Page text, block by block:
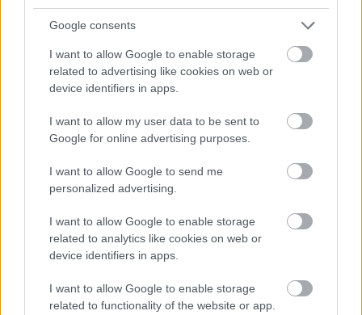
Google consents
I want to allow Google to enable storage
related to advertising like cookies on web or
device identifiers in apps.
I want to allow my user data to be sent to
Google for online advertising purposes.
I want to allow Google to send me
personalized advertising.
I want to allow Google to enable storage
related to analytics like cookies on web or
device identifiers in apps.
I want to allow Google to enable storage
related to functionality of the website or app.
11/03/2026
Από την Περούτζια του 2000
ευρωπαϊκό ραντεβού του
ιστορία
ΗΛΙΑΣ ΠΑΠΑΪΩΑΝΝΟΥ
Αναγνώριση και σεβασμός
οι σημαντικότερες νίκες του
Α.Ο. Θήρας